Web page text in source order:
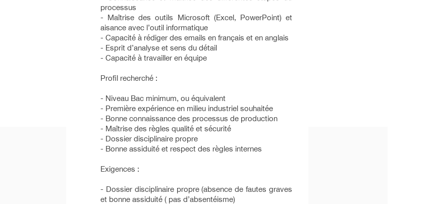
processus
- Maîtrise des outils Microsoft (Excel, PowerPoint) et
aisance avec l’outil informatique
- Capacité à rédiger des emails en français et en anglais
- Esprit d’analyse et sens du détail
- Capacité à travailler en équipe
Profil recherché :
- Niveau Bac minimum, ou équivalent
- Première expérience en milieu industriel souhaitée
- Bonne connaissance des processus de production
- Maîtrise des règles qualité et sécurité
- Dossier disciplinaire propre
- Bonne assiduité et respect des règles internes
Exigences :
- Dossier disciplinaire propre (absence de fautes graves
et bonne assiduité ( pas d’absentéisme)